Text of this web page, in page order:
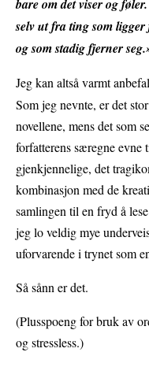
bare om det viser og
selv ut fra ting som
og som stadig fjerner
Jeg kan altså varmt
Som jeg nevnte, er det
novellene, mens det som
forfatterens særegne evne
gjenkjennelige, det
kombinasjon med de
samlingen til en fryd å
jeg lo veldig mye
uforvarende i trynet som
Så sånn er det.
(Plusspoeng for bruk av
og stressless.)